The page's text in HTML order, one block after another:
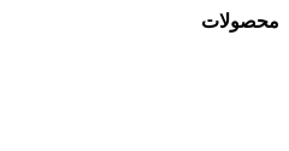
محصولات